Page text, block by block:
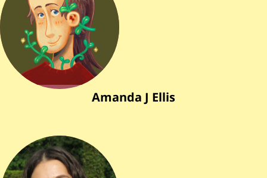
Amanda J Ellis